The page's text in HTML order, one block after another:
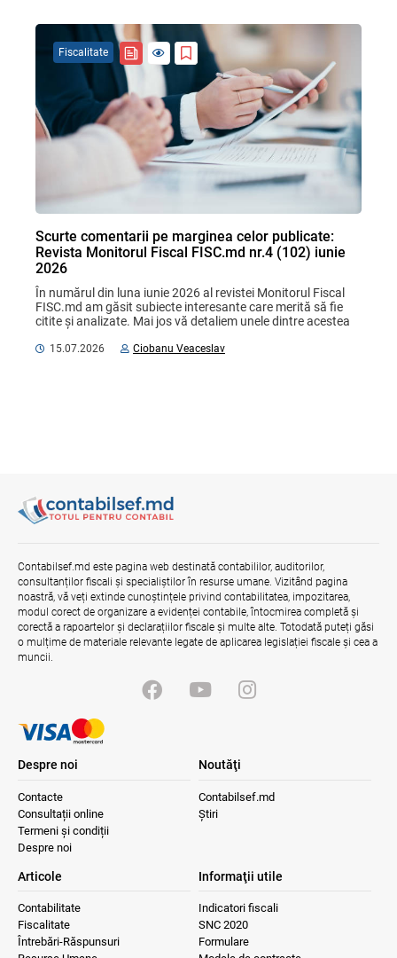
Scurte comentarii pe marginea celor publicate:
Revista Monitorul Fiscal FISC.md nr.4 (102) iunie
2026
În numărul din luna iunie 2026 al revistei Monitorul Fiscal
FISC.md am găsit subiecte interesante care merită să fie
citite și analizate. Mai jos vă detaliem unele dintre acestea
15.07.2026 Ciobanu Veaceslav
Fiscalitate
Contabilsef.md este pagina web destinată contabililor, auditorilor,
consultanților fiscali și specialiștilor în resurse umane. Vizitând pagina
noastră, vă veți extinde cunoștințele privind contabilitatea, impozitarea,
modul corect de organizare a evidenței contabile, întocmirea completă și
corectă a rapoartelor și declarațiilor fiscale și multe alte. Totodată puteți găsi
o mulțime de materiale relevante legate de aplicarea legislației fiscale și cea a
muncii.
Despre noi
Contacte
Consultații online
Termeni și condiții
Despre noi
Noutăţi
Contabilsef.md
Știri
Articole
Contabilitate
Fiscalitate
Întrebări-Răspunsuri
Informaţii utile
Indicatori fiscali
SNC 2020
Formulare